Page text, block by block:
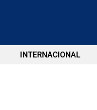
INTERNACIONAL